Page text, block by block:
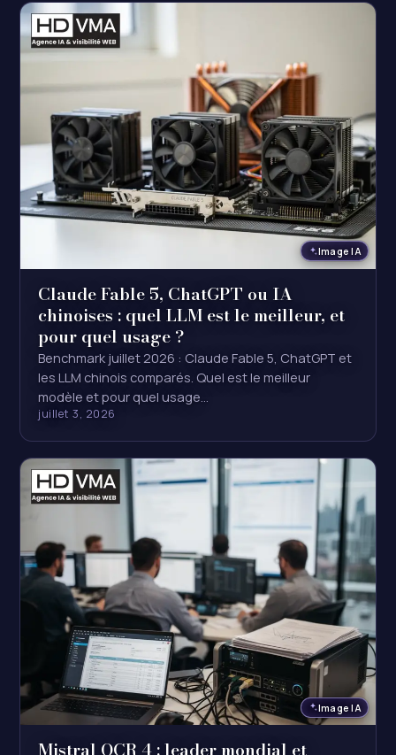
Image IA
Claude Fable 5, ChatGPT ou IA
chinoises : quel LLM est le meilleur, et
pour quel usage ?
Benchmark juillet 2026 : Claude Fable 5, ChatGPT et
les LLM chinois comparés. Quel est le meilleur
modèle et pour quel usage…
juillet 3, 2026
Image IA